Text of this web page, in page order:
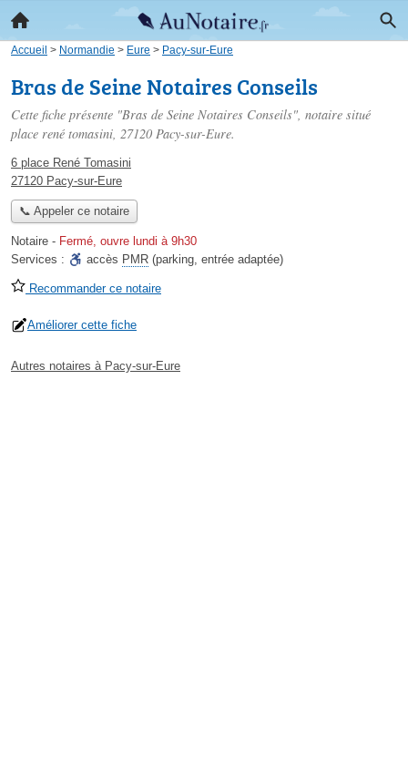
Accueil > Normandie > Eure > Pacy-sur-Eure
Bras de Seine Notaires Conseils
Cette fiche présente "Bras de Seine Notaires Conseils", notaire situé
place rené tomasini, 27120 Pacy-sur-Eure.
6 place René Tomasini
27120 Pacy-sur-Eure
📞 Appeler ce notaire
Notaire - Fermé, ouvre lundi à 9h30
Services :
accès PMR (parking, entrée adaptée)
Recommander ce notaire
Améliorer cette fiche
Autres notaires à Pacy-sur-Eure